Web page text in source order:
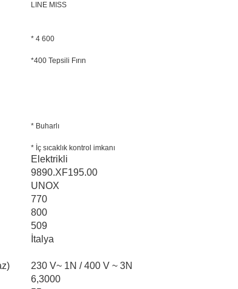
LINE MISS
* 4 600
*400 Tepsili Fırın
* Buharlı
* İç sıcaklık kontrol imkanı
Elektrikli
9890.XF195.00
UNOX
770
800
509
İtalya
230 V~ 1N / 400 V ~ 3N
6,3000